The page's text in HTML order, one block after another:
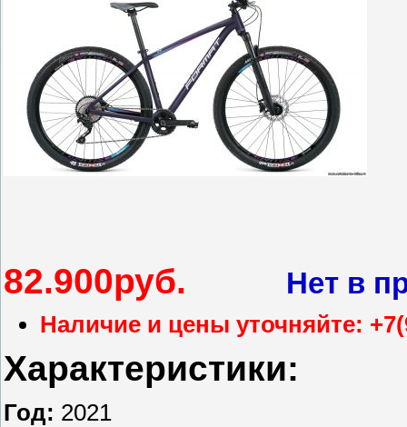
82.900руб. Нет в
Наличие и цены уточняйте:
Характеристики:
Год: 2021